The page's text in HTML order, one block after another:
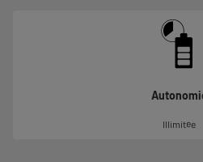
Illimitée